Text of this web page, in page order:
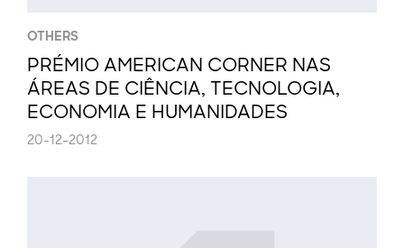
OTHERS
PRÉMIO AMERICAN CORNER NAS
ÁREAS DE CIÊNCIA, TECNOLOGIA,
ECONOMIA E HUMANIDADES
20-12-2012